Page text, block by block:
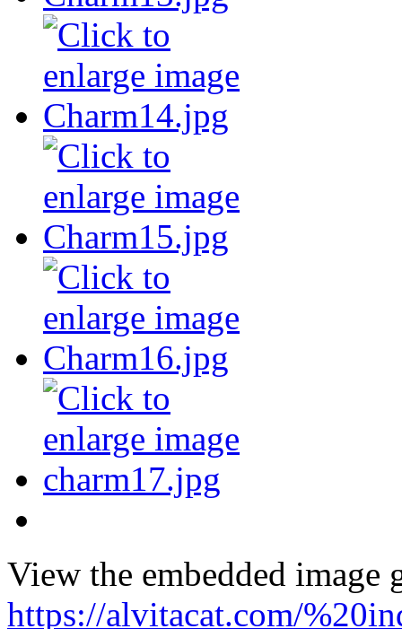
View the embedded image
https://alvitacat.com/